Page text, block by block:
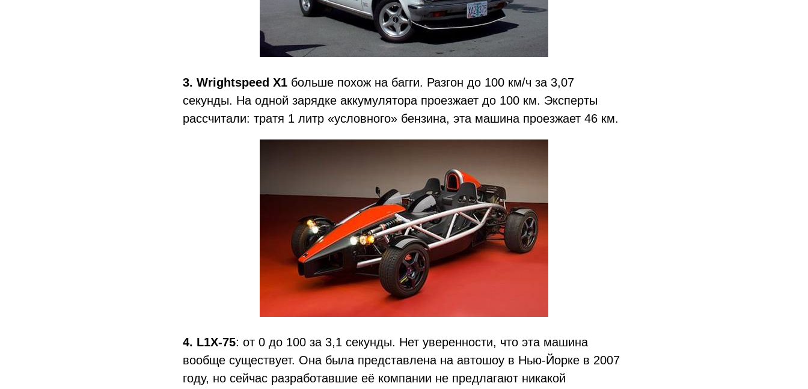
3. Wrightspeed X1 больше похож на багги. Разгон до 100 км/​ч за 3,07
секунды. На одной зарядке аккумулятора проезжает до 100 км. Эксперты
рассчитали: тратя 1 литр «условного» бензина, эта машина проезжает 46 км.
4. L1X-75: от 0 до 100 за 3,1 секунды. Нет уверенности, что эта машина
вообще существует. Она была представлена на автошоу в Нью-Йорке в 2007
году, но сейчас разработавшие её компании не предлагают никакой